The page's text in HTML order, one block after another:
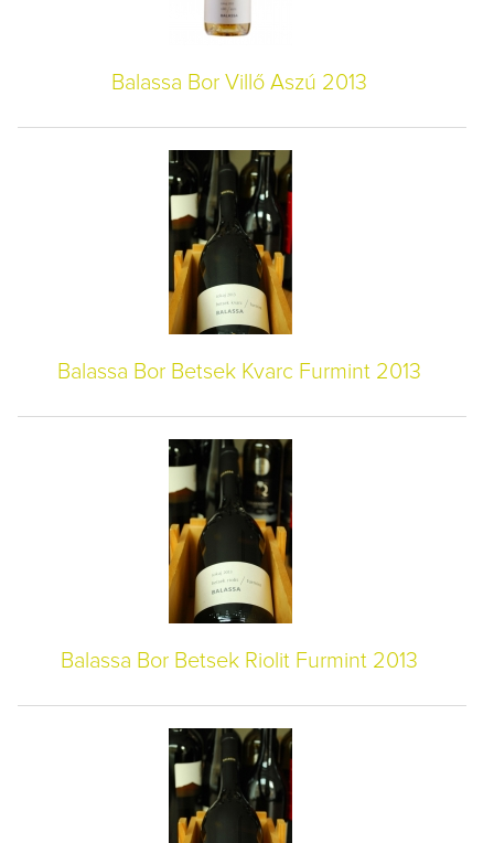
Balassa Bor Villő Aszú 2013
Balassa Bor Betsek Kvarc Furmint 2013
Balassa Bor Betsek Riolit Furmint 2013